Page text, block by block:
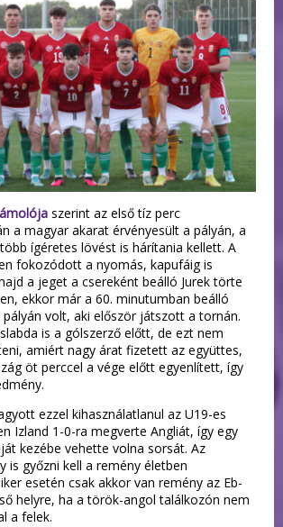
szerint az első tíz perc
a magyar akarat érvényesült a pályán, a
ígéretes lövést is hárítania kellett. A
fokozódott a nyomás, kapufáig is
a jeget a csereként beálló Jurek törte
ekkor már a 60. minutumban beálló
volt, aki először játszott a tornán.
is a gólszerző előtt, de ezt nem
amiért nagy árat fizetett az együttes,
öt perccel a vége előtt egyenlített, így
ezzel kihasználatlanul az U19-es
Izland 1-0-ra megverte Angliát, így egy
kezébe vehette volna sorsát. Az
is győzni kell a remény életben
esetén csak akkor van remény az Eb-
helyre, ha a török-angol találkozón nem
a felek.